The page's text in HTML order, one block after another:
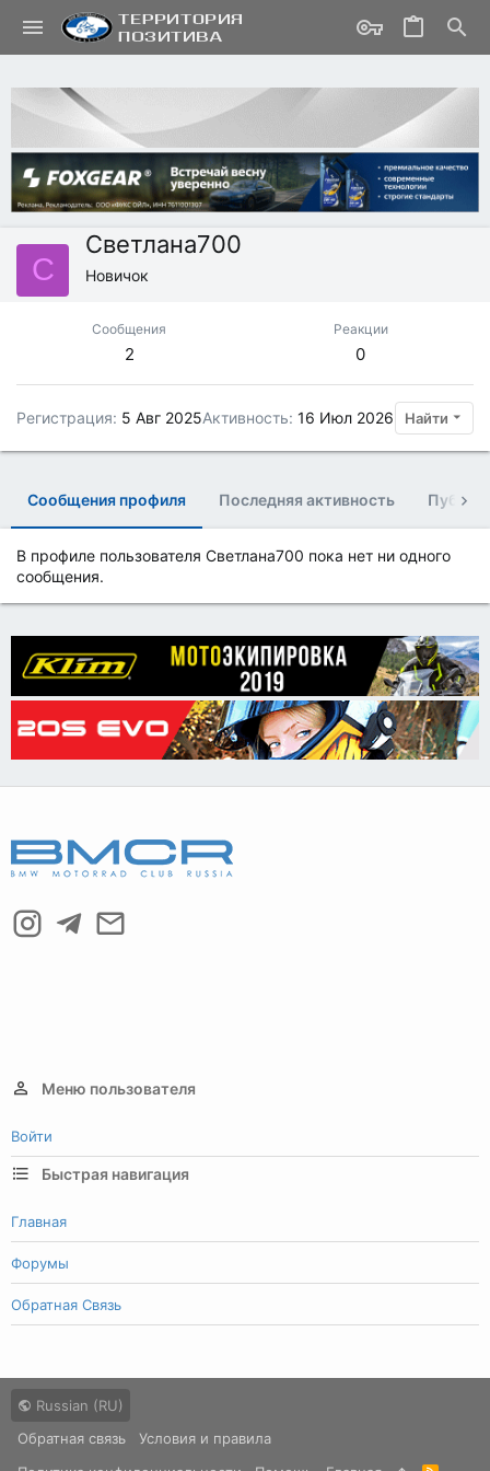
С
Светлана700
Новичок
Сообщения
2
Реакции
0
Регистрация 5 Авг 2025Активность 16 Июл 2026 Найти
Сообщения профиля Последняя активность
В профиле пользователя Светлана700 пока нет ни одного
сообщения.
Меню пользователя
Войти
Быстрая навигация
Главная
Форумы
Обратная Связь
Russian (RU)
Обратная связь
Условия и правила